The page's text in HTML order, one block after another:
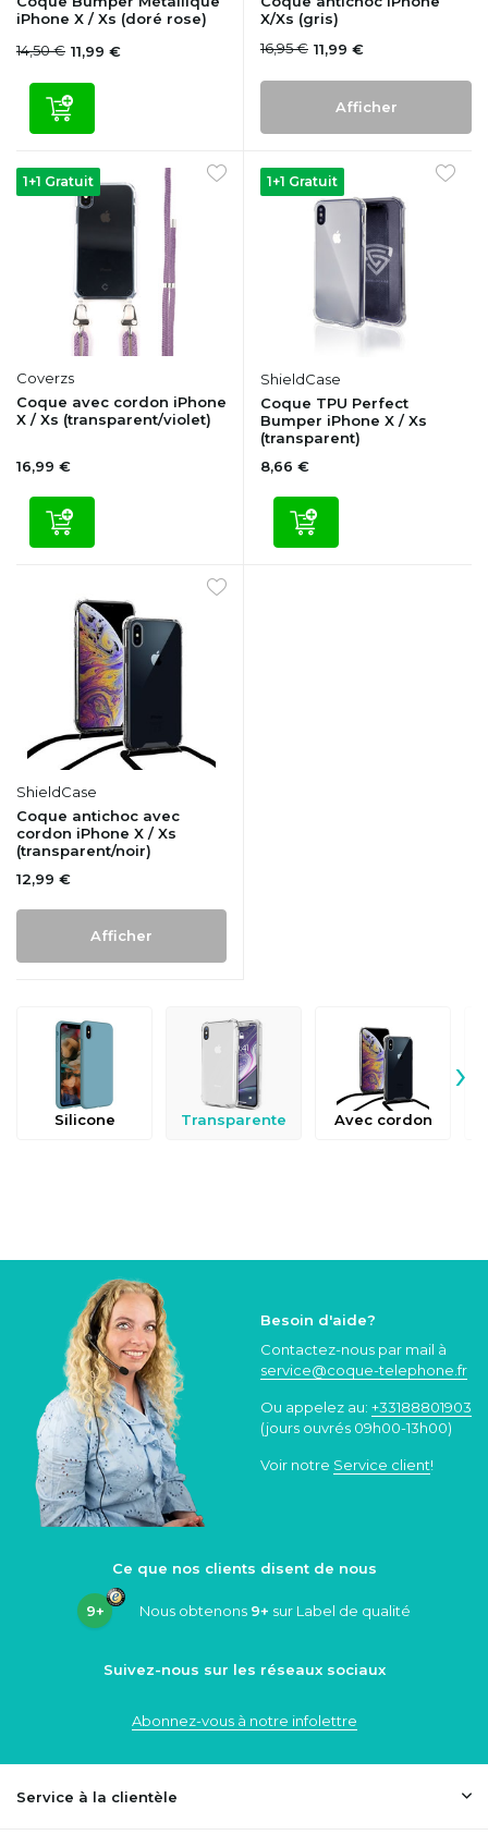
iPhone X / Xs (doré rose)
14,50 € 11,99 €
X/Xs (gris)
16,95 € 11,99 €
Afficher
1+1 Gratuit
Coverzs
Coque avec cordon iPhone
X / Xs (transparent/violet)
16,99 €
1+1 Gratuit
ShieldCase
Coque TPU Perfect
Bumper iPhone X / Xs
(transparent)
8,66 €
ShieldCase
Coque antichoc avec
cordon iPhone X / Xs
(transparent/noir)
12,99 €
Afficher
Silicone Transparente Avec cordon
›
Besoin d'aide?
Contactez-nous par mail à
service@coque-telephone.fr
Ou appelez au: +33188801903
(jours ouvrés 09h00-13h00)
Voir notre Service client!
Ce que nos clients disent de nous
9+ Nous obtenons 9+ sur Label de qualité
Suivez-nous sur les réseaux sociaux
Abonnez-vous à notre infolettre
Service à la clientèle